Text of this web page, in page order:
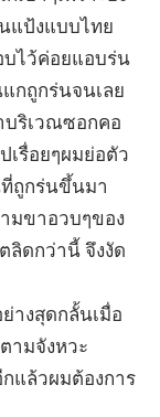
แป้งแบบไทย
บไว้ค่อยแอบร่น
กถูกร่นจนเลย
บริเวณซอกคอ
รื่อยๆผมย่อตัว
ถูกร่นขึ้นมา
มขาอวบๆของ
ลิดกว่านี้ จึงงัด
างสุดกลั้นเมื่อ
ามจังหวะ
แล้วผมต้องการ